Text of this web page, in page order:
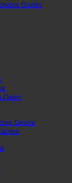
Goods
Open
Device